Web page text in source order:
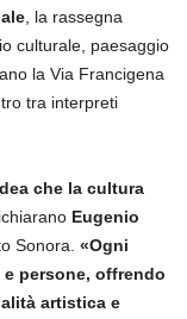
, la rassegna
culturale, paesaggio
la Via Francigena
tra interpreti
che la cultura
Eugenio
Sonora. «Ogni
persone, offrendo
artistica e